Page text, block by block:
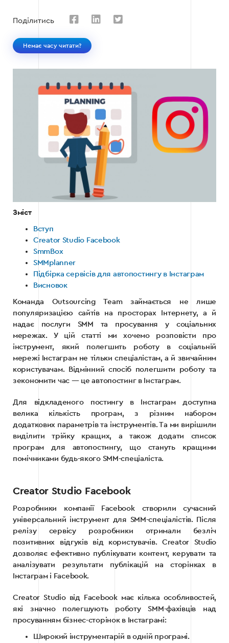
Поділитись
Немає часу читати?
Зміст
Вступ
Creator Studio Facebook
SmmBox
SMMplanner
Підбірка сервісів для автопостингу в Інстаграм
Висновок
Команда Outsourcing Team займається не лише
популяризацією сайтів на просторах Інтернету, а й
надає послуги SMM та просування у соціальних
мережах. У цій статті ми хочемо розповісти про
інструмент, який полегшить роботу в соціальній
мережі Інстаграм не тільки спеціалістам, а й звичайним
користувачам. Відмінний спосіб полегшити роботу та
зекономити час — це автопостинг в Інстаграм.
Для відкладеного постингу в Інстаграм доступна
велика кількість програм, з різним набором
додаткових параметрів та інструментів. Та ми вирішили
виділити трійку кращих, а також додати список
програм для автопостингу, що стануть кращими
помічниками будь-якого SMM-спеціаліста.
Creator Studio Facebook
Розробники компанії Facebook створили сучасний
універсальний інструмент для SMM-спеціалістів. Після
релізу сервісу розробники отримали безліч
позитивних відгуків від користувачів. Creator Studio
дозволяє ефективно публікувати контент, керувати та
аналізувати результати публікацій на сторінках в
Інстаграм і Facebook.
Creator Studio від Facebook має кілька особливостей,
які значно полегшують роботу SMM-фахівців над
просуванням бізнес-сторінок в Інстаграмі:
Широкий інструментарій в одній програмі.